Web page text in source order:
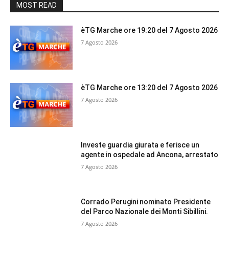
MOST READ
èTG Marche ore 19:20 del 7 Agosto 2026
7 Agosto 2026
èTG Marche ore 13:20 del 7 Agosto 2026
7 Agosto 2026
Investe guardia giurata e ferisce un
agente in ospedale ad Ancona, arrestato
7 Agosto 2026
Corrado Perugini nominato Presidente
del Parco Nazionale dei Monti Sibillini.
7 Agosto 2026